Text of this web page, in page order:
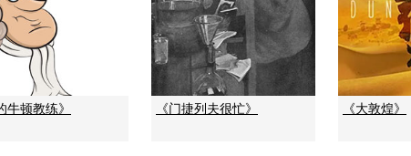
牛顿教练》 《门捷列夫很忙》 《大敦煌》